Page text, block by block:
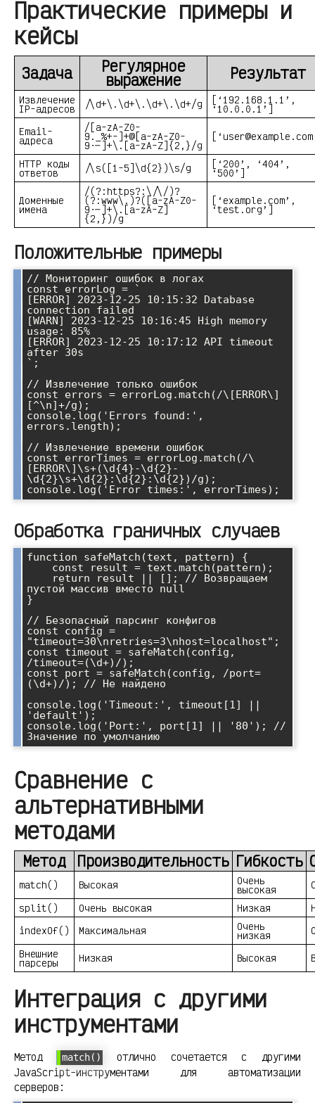
Практические примеры и
кейсы
Задача Регулярное
выражение Результат
Извлечение
IP-адресов /\d+\.\d+\.\d+\.\d+/g [‘192.168.1.1’,
‘10.0.0.1’]
Email-
адреса
/[a-zA-Z0-
9._%+-]+@[a-zA-Z0-
9.-]+\.[a-zA-Z]{2,}/g
HTTP коды
ответов /\s([1-5]\d{2})\s/g [‘200’, ‘404’,
‘500’]
Доменные
имена
/(?:https?:\/\/)?
(?:www\.)?([a-zA-Z0-
9.-]+\.[a-zA-Z]
{2,})/g
[‘example.com’,
‘test.org’]
Положительные примеры
// Мониторинг ошибок в логах
const errorLog = `
[ERROR] 2023-12-25 10:15:32 Database
connection failed
[WARN] 2023-12-25 10:16:45 High memory
usage: 85%
[ERROR] 2023-12-25 10:17:12 API timeout
after 30s
`;
// Извлечение только ошибок
const errors = errorLog.match(/\[ERROR\]
[^\n]+/g);
console.log('Errors found:',
errors.length);
// Извлечение времени ошибок
const errorTimes = errorLog.match(/\
[ERROR\]\s+(\d{4}-\d{2}-
\d{2}\s+\d{2}:\d{2}:\d{2})/g);
console.log('Error times:', errorTimes);
Обработка граничных случаев
function safeMatch(text, pattern) {
пустой массив вместо null
}
// Безопасный парсинг конфигов
const config =
"timeout=30\nretries=3\nhost=localhost";
const timeout = safeMatch(config,
/timeout=(\d+)/);
const port = safeMatch(config, /port=
(\d+)/); // Не найдено
console.log('Timeout:', timeout[1] ||
'default');
console.log('Port:', port[1] || '80'); //
Значение по умолчанию
Сравнение с
альтернативными
методами
Метод Производительность Гибкость
match() Высокая Очень
высокая
split()
Очень высокая Низкая
indexOf()
Максимальная Очень
низкая
Внешние
парсеры Низкая Высокая
Интеграция с другими
инструментами
Метод match()
отлично сочетается с другими
JavaScript-инструментами для автоматизации
серверов: